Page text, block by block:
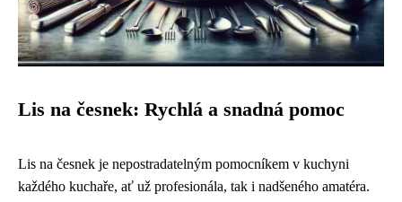
Lis na česnek: Rychlá a snadná pomoc
Lis na česnek je nepostradatelným pomocníkem v kuchyni
každého kuchaře, ať už profesionála, tak i nadšeného amatéra.